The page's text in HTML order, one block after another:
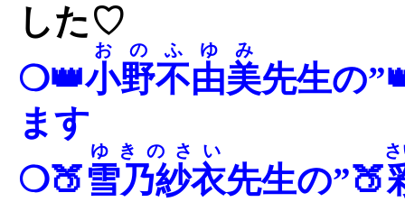
した♡
❍👑小野不由美
おのふゆみ
先生の
ます
❍🍑雪乃紗衣
ゆきのさい
先生の”🍑